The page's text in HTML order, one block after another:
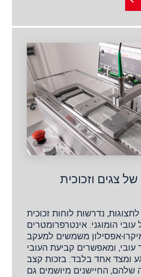
צגים וזכוכית
לתצוגות, נדרשות לוחות זכוכית
עובי הומוגני. אינטרפרומטרים
אפסילון משמשים למעקב
עובי, ומאפשרים קביעת העובי
ומצד אחד בלבד. בזכות קצב
שלהם, החיישנים מיושמים גם